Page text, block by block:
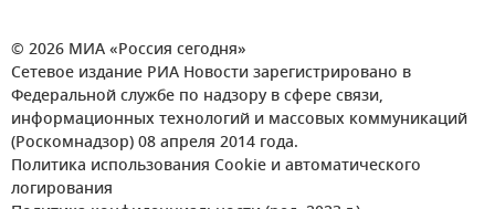
© 2026 МИА «Россия сегодня»
Сетевое издание РИА Новости зарегистрировано в
Федеральной службе по надзору в сфере связи,
информационных технологий и массовых коммуникаций
(Роскомнадзор) 08 апреля 2014 года.
Политика использования Cookie и автоматического
логирования